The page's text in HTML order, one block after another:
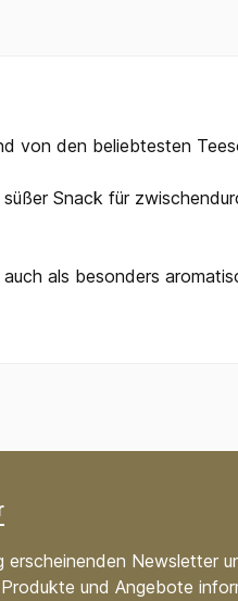
von den beliebtesten
Snack für
als besonders
Newsletter
und Angebote